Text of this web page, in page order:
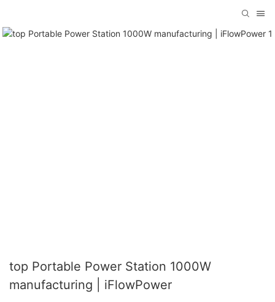
top Portable Power Station 1000W
manufacturing | iFlowPower